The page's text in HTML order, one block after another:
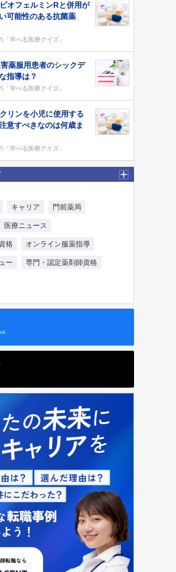
オフェルミンRと併用が
可能性のある抗菌薬
「学べる医療クイズ」
薬服用患者のシックデ
指導は？
「学べる医療クイズ」
リンを小児に使用する
意すべきなのは何歳ま
「学べる医療クイズ」
キャリア 門前薬局
医療ニュース
格 オンライン服薬指導
ー 専門・認定薬剤師資格